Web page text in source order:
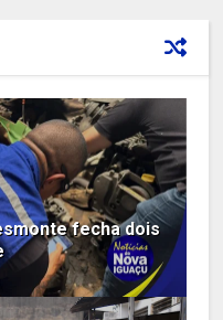
fecha dois